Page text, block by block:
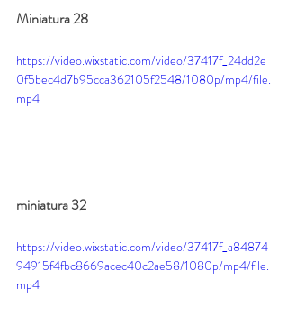
Miniatura 28
https://video.wixstatic.com/video/37417f_24dd2e
0f5bec4d7b95cca362105f2548/1080p/mp4/file.
mp4
miniatura 32
https://video.wixstatic.com/video/37417f_a84874
94915f4fbc8669acec40c2ae58/1080p/mp4/file.
mp4